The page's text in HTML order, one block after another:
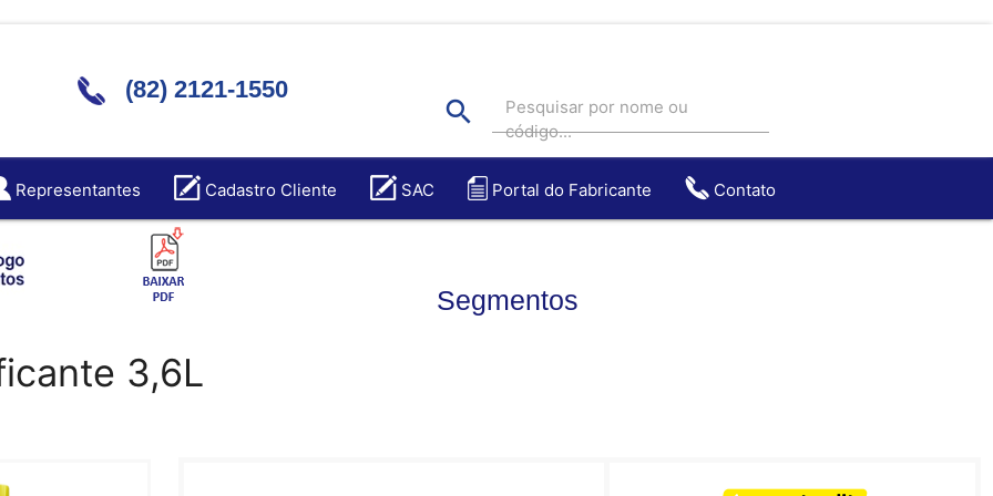
(82) 2121-1550
search
Pesquisar por nome ou
código...
Representantes Cadastro Cliente SAC Portal do Fabricante Contato
Segmentos
3,6L